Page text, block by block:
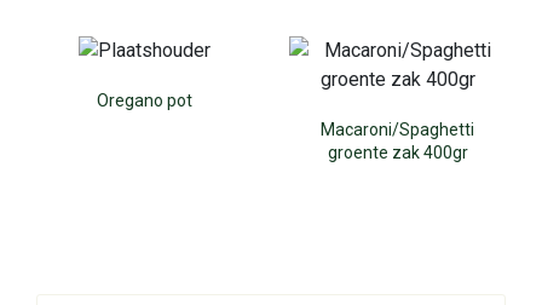
Oregano pot
Macaroni/Spaghetti
groente zak 400gr